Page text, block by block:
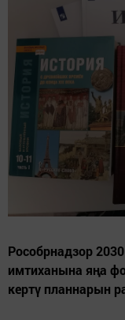
Рособрнадзор
имтиханына яңа
кертү планнарын